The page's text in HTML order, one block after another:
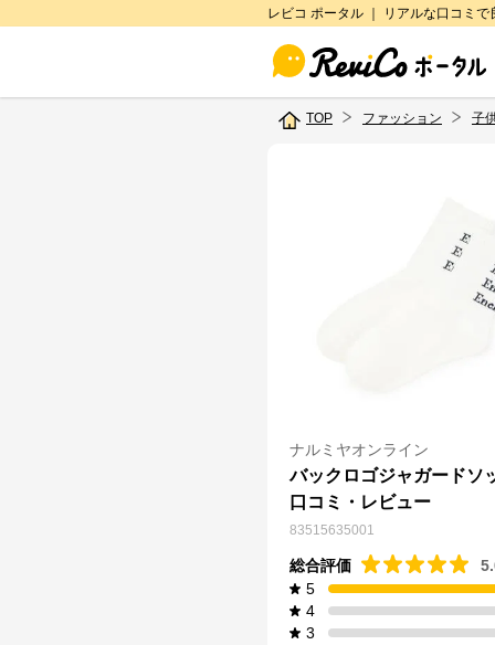
レビコ ポータル ｜ リアルな口コミ
TOP ファッション 子
ナルミヤオンライン
バックロゴジャガードソ
口コミ・レビュー
83515635001
総合評価
5
4
3